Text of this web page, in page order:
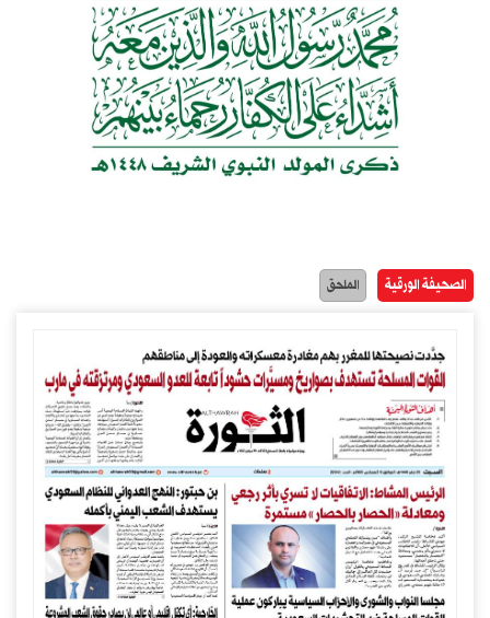
الصحيفة الورقية الملحق